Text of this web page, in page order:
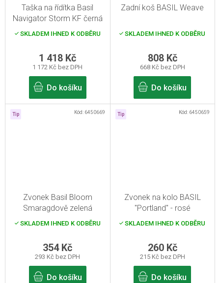
Taška na řídítka Basil
Navigator Storm KF černá
SKLADEM IHNED K ODBĚRU
1 172 Kč bez DPH
1 418 Kč
Do košíku
Zadní koš BASIL Weave
SKLADEM IHNED K ODBĚRU
668 Kč bez DPH
808 Kč
Do košíku
Tip
Zvonek Basil Bloom
Smaragdově zelená
SKLADEM IHNED K ODBĚRU
293 Kč bez DPH
354 Kč
Do košíku
Kód: 6450669 Tip
Zvonek na kolo BASIL
"Portland" - rosé
SKLADEM IHNED K ODBĚRU
215 Kč bez DPH
260 Kč
Do košíku
Kód: 6450659